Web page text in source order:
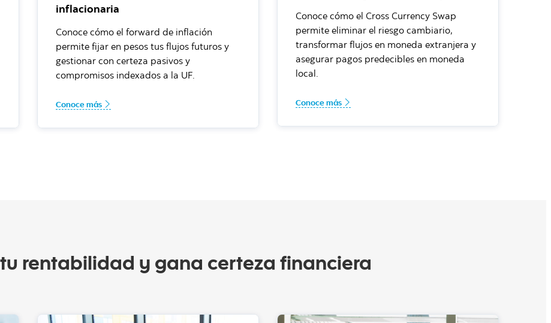
inflacionaria
Conoce cómo el forward de inflación
permite fijar en pesos tus flujos futuros y
gestionar con certeza pasivos y
compromisos indexados a la UF.
Conoce más
Conoce cómo el Cross Currency Swap
permite eliminar el riesgo cambiario,
transformar flujos en moneda extranjera y
asegurar pagos predecibles en moneda
local.
Conoce más
rentabilidad y gana certeza financiera​​